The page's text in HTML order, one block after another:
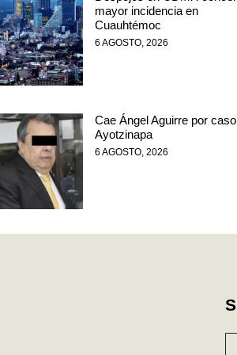
mayor incidencia en
Cuauhtémoc
6 AGOSTO, 2026
Cae Ángel Aguirre por caso
Ayotzinapa
6 AGOSTO, 2026